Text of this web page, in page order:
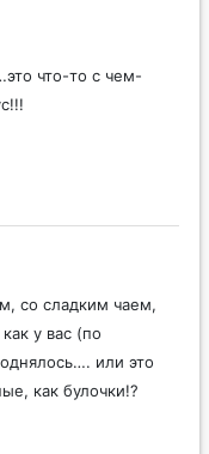
что-то с чем-
со сладким чаем,
у вас (по
или это
как булочки!?